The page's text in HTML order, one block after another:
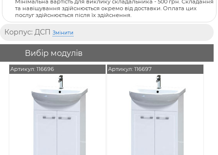
Мінімальна вартість для виклику складальника - 500 грн. Складання
та навішування здійснюється окремо від доставки. Оплата цих
послуг здійснюється після їх здійснення.
Корпус: ДСПЗмінити
Вибір модулів
Артикул: 116696 Артикул: 116697